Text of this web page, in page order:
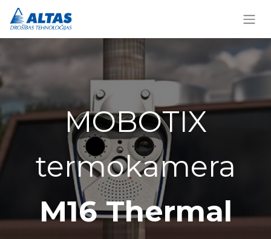
MOBOTIX
termokamera
M16 Thermal